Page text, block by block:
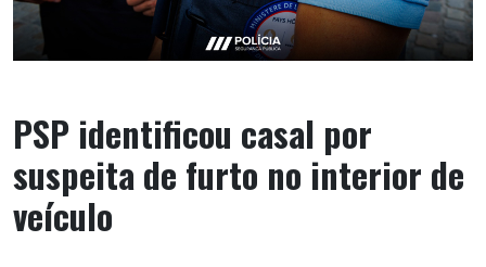
PSP identificou casal por
suspeita de furto no interior de
veículo